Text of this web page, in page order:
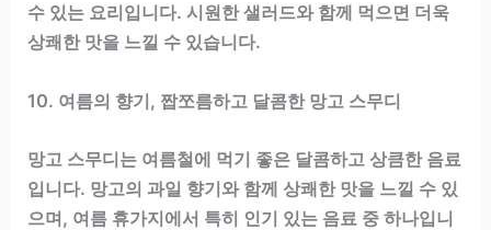
수 있는 요리입니다. 시원한 샐러드와 함께 먹으면 더욱
상쾌한 맛을 느낄 수 있습니다.
10. 여름의 향기, 짭쪼름하고 달콤한 망고 스무디
망고 스무디는 여름철에 먹기 좋은 달콤하고 상큼한 음료
입니다. 망고의 과일 향기와 함께 상쾌한 맛을 느낄 수 있
으며, 여름 휴가지에서 특히 인기 있는 음료 중 하나입니